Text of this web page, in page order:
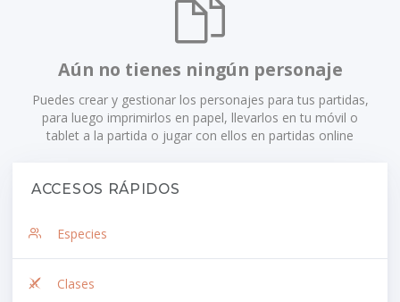
Aún no tienes ningún personaje
Puedes crear y gestionar los personajes para tus partidas,
para luego imprimirlos en papel, llevarlos en tu móvil o
tablet a la partida o jugar con ellos en partidas online
ACCESOS RÁPIDOS
Especies
Clases